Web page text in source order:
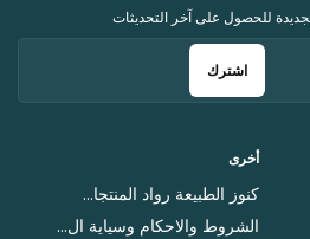
أخرى
كنوز الطبيعة رواد المنتجا...
الشروط والاحكام وسياية ال...
للحصول على آخر التحديثات
اشترك